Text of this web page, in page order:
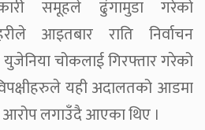
समूहले ढुंगामुडा गरेको
आइतबार राति निर्वाचन
चोकलाई गिरफ्तार गरेको
यही अदालतको आडमा
लगाउँदै आएका थिए ।